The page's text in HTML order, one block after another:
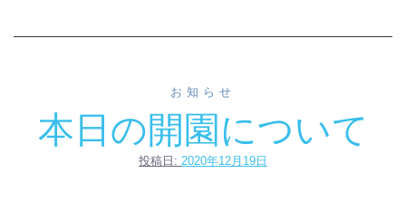
お知らせ
本日の開園について
投稿日: 2020年12月19日